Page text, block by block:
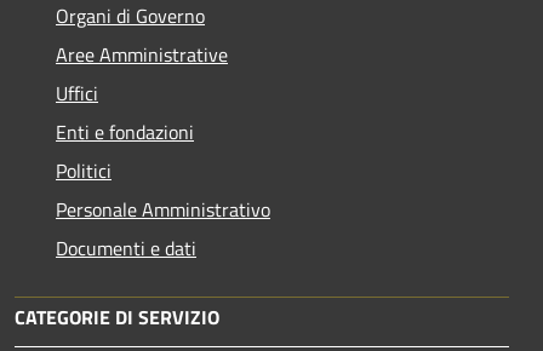
Organi di Governo
Aree Amministrative
Uffici
Enti e fondazioni
Politici
Personale Amministrativo
Documenti e dati
CATEGORIE DI SERVIZIO